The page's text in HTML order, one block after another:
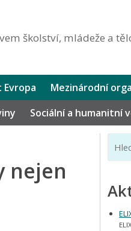
školství, mládeže a
Mezinárodní
Sociální a humanitní
nejen